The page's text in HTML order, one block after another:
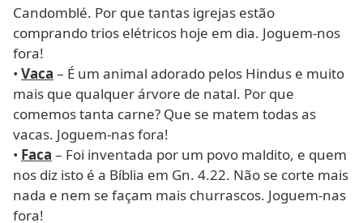
Candomblé. Por que tantas igrejas estão
comprando trios elétricos hoje em dia. Joguem-nos
fora!
• Vaca – É um animal adorado pelos Hindus e muito
mais que qualquer árvore de natal. Por que
comemos tanta carne? Que se matem todas as
vacas. Joguem-nas fora!
• Faca – Foi inventada por um povo maldito, e quem
nos diz isto é a Bíblia em Gn. 4.22. Não se corte mais
nada e nem se façam mais churrascos. Joguem-nas
fora!